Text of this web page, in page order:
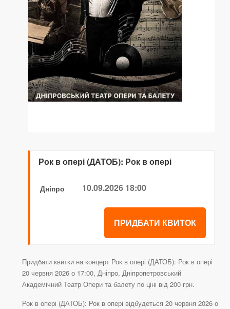
Рок в опері (ДАТОБ): Рок в опері
Дніпро 10.09.2026 18:00
ПРИДБАТИ КВИТОК
Придбати квитки на концерт Рок в опері (ДАТОБ): Рок в опері
20 червня 2026 о 17:00, Дніпро, Дніпропетровський
Академічний Театр Опери та балету по ціні від 200 грн.
Рок в опері (ДАТОБ): Рок в опері відбудеться 20 червня 2026 о